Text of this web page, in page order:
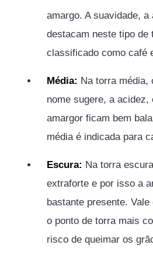
amargo. A suavidade,
destacam neste tipo de
classificado como café
Média: Na torra média,
nome sugere, a
amargor ficam bem
média é indicada para
Escura: Na torra
extraforte e por isso a
bastante presente.
o ponto de torra mais
risco de queimar os